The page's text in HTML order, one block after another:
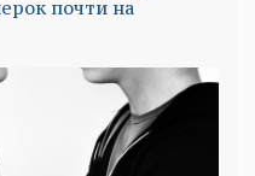
почти на